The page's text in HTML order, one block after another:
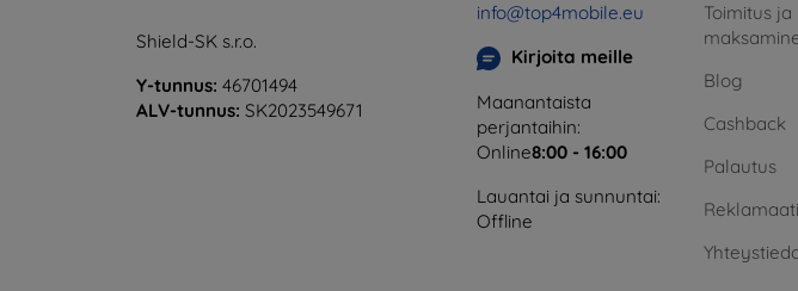
Shield-SK s.r.o.
Y-tunnus: 46701494
ALV-tunnus: SK2023549671
info@top4mobile.eu
Kirjoita meille
Maanantaista
perjantaihin:
Online8:00 - 16:00
Lauantai ja sunnuntai:
Offline
Toimitus ja
Blog
Cashback
Palautus